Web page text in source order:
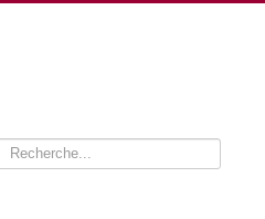
Rechercher